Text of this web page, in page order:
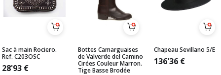
Sac à main Rociero.
Ref. C203OSC
28'93 €
Bottes Camarguaises
de Valverde del Camino
Cirées Couleur Marron.
Tige Basse Brodée
Chapeau Sevillano 5/E
136'36 €